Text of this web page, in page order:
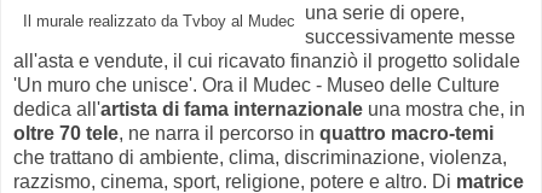
Il murale realizzato da Tvboy al Mudec
una serie di opere,
successivamente messe
all'asta e vendute, il cui ricavato finanziò il progetto solidale
'Un muro che unisce'. Ora il Mudec - Museo delle Culture
dedica all'artista di fama internazionale una mostra che, in
oltre 70 tele, ne narra il percorso in quattro macro-temi
che trattano di ambiente, clima, discriminazione, violenza,
razzismo, cinema, sport, religione, potere e altro. Di matrice